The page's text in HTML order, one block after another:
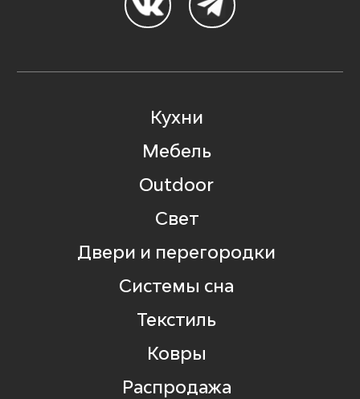
Кухни
Мебель
Outdoor
Свет
Двери и перегородки
Системы сна
Текстиль
Ковры
Распродажа